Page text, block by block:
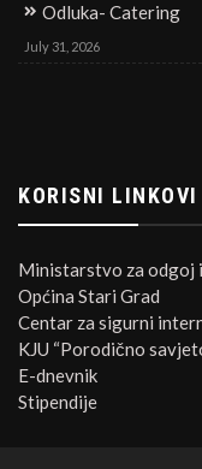
Odluka- Catering
July 31, 2026
KORISNI LINKOVI
Ministarstvo za odgoj
Općina Stari Grad
Centar za sigurni
KJU “Porodično
E-dnevnik
Stipendije